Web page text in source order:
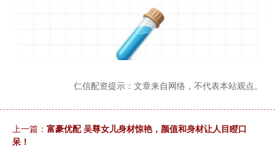
仁信配资提示：文章来自网络，不代表本站观点。
上一篇： 富豪优配 吴尊女儿身材惊艳，颜值和身材让人目瞪口
呆！